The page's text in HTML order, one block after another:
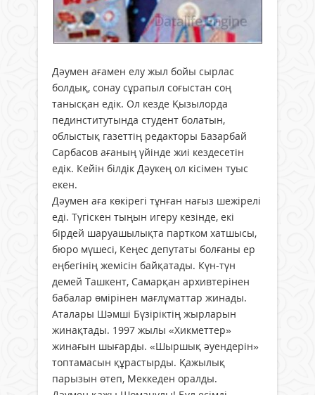
Дәумен ағамен елу жыл бойы сырлас
болдық, сонау сұрапыл соғыстан соң
танысқан едік. Ол кезде Қызылорда
пединститутында студент болатын,
облыстық газеттің редакторы Базарбай
Сарбасов ағаның үйінде жиі кездесетін
едік. Кейін білдік Дәукең ол кісімен туыс
екен.
Дәумен аға көкірегі тұнған нағыз шежірелі
еді. Түгіскен тыңын игеру кезінде, екі
бірдей шаруашылықта партком хатшысы,
бюро мүшесі, Кеңес депутаты болғаны ер
еңбегінің жемісін байқатады. Күн-түн
демей Ташкент, Самарқан архивтерінен
бабалар өмірінен мағлұматтар жинады.
Аталары Шәмші Бүзіріктің жырларын
жинақтады. 1997 жылы «Хикметтер»
жинағын шығарды. «Шыршық әуендерін»
топтамасын құрастырды. Қажылық
парызын өтеп, Меккеден оралды.